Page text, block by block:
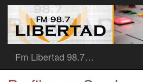
Fm Libertad 98.7…